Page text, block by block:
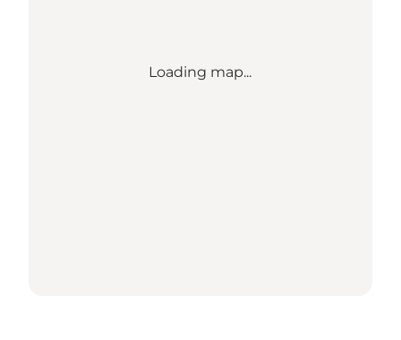
Loading map...